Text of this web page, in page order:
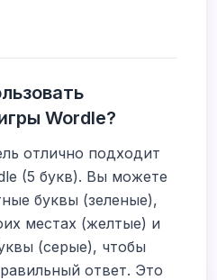
Wordle?
отлично подходит
(5 букв). Вы можете
буквы (зеленые),
местах (желтые) и
(серые), чтобы
ответ. Это